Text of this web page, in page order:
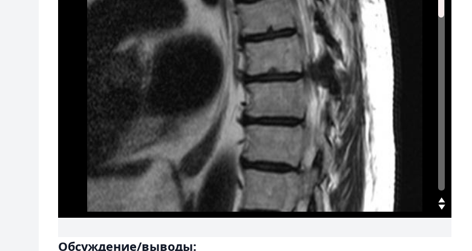
Обсуждение/выводы: